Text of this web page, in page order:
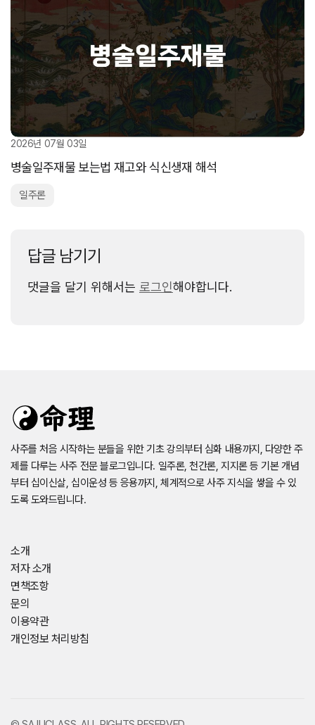
2026년 07월 03일
병술일주재물 보는법 재고와 식신생재 해석
일주론
답글 남기기
댓글을 달기 위해서는 로그인해야합니다.
사주를 처음 시작하는 분들을 위한 기초 강의부터 심화 내용까지, 다양한 주
제를 다루는 사주 전문 블로그입니다. 일주론, 천간론, 지지론 등 기본 개념
부터 십이신살, 십이운성 등 응용까지, 체계적으로 사주 지식을 쌓을 수 있
도록 도와드립니다.
소개
저자 소개
면책조항
문의
이용약관
개인정보 처리방침